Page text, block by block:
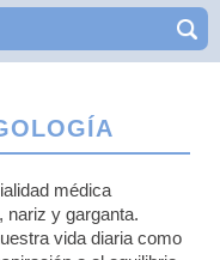
médica
nariz y garganta.
vida diaria como